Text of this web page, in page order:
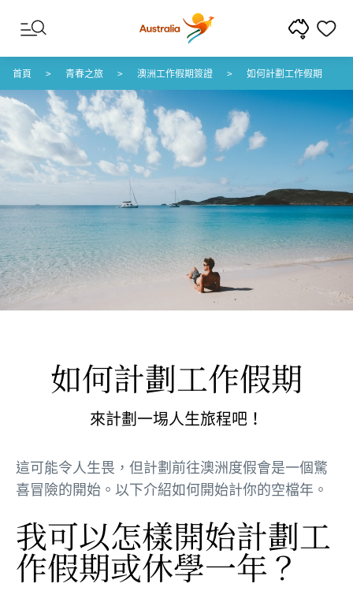
跳至內容
跳至頁尾導覽
首頁 青春之旅 澳洲工作假期簽證 如何計劃工作假期
如何計劃工作假期
來計劃一埸人生旅程吧！
這可能令人生畏，但計劃前往澳洲度假會是一個驚
喜冒險的開始。以下介紹如何開始計你的空檔年。
我可以怎樣開始計劃工
作假期或休學一年？